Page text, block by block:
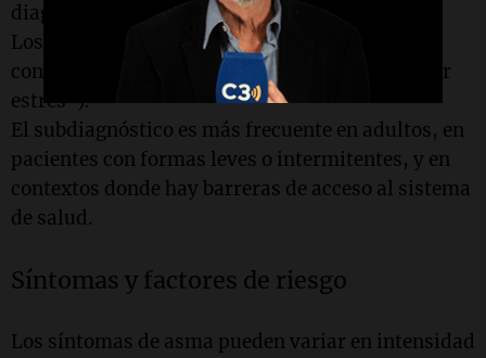
diagnóstico formal.
Los síntomas a menudo se normalizan o se
confunden (como tos crónica o "falta de aire por
estrés").
El subdiagnóstico es más frecuente en adultos, en
pacientes con formas leves o intermitentes, y en
contextos donde hay barreras de acceso al sistema
de salud.
Síntomas y factores de riesgo
Los síntomas de asma pueden variar en intensidad